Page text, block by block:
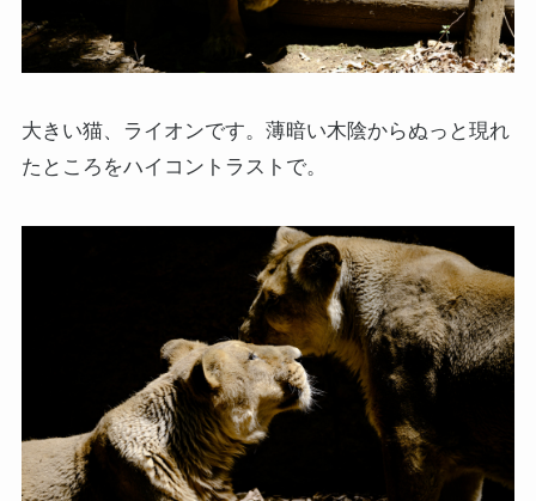
大きい猫、ライオンです。薄暗い木陰からぬっと現れ
たところをハイコントラストで。